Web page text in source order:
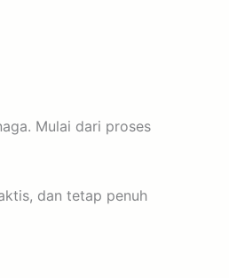
Mulai dari proses
dan tetap penuh